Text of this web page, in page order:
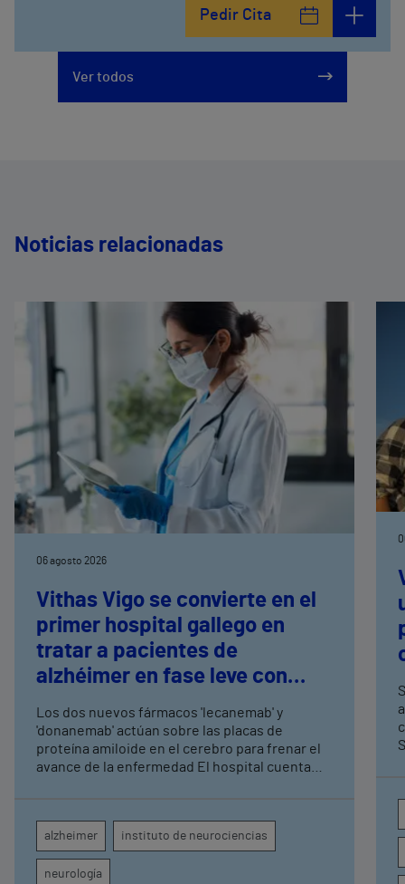
Pedir Cita
Ver todos
Noticias relacionadas
06 agosto 2026
Vithas Vigo se convierte en el
primer hospital gallego en
tratar a pacientes de
alzhéimer en fase leve con
terapias antiamiloide
Los dos nuevos fármacos 'lecanemab' y
'donanemab' actúan sobre las placas de
proteína amiloide en el cerebro para frenar el
avance de la enfermedad El hospital cuenta
seguimiento clínico de cada paciente
alzheimer instituto de neurociencias
neurología